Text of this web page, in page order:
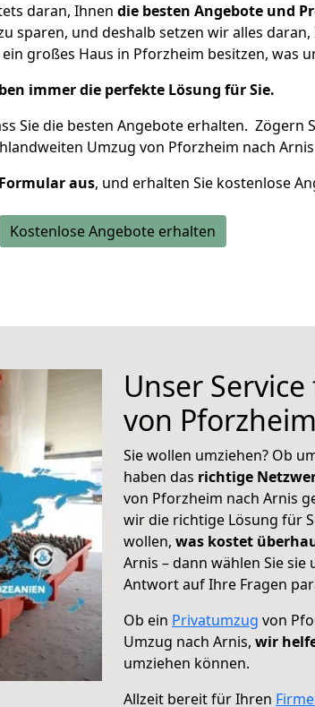
daran, Ihnen die besten Angebote und
sparen, und deshalb setzen wir alles
großes Haus in Pforzheim besitzen, was
immer die perfekte Lösung für Sie.
Sie die besten Angebote erhalten. Zögern
Umzug von Pforzheim nach
aus, und erhalten Sie kostenlose
Kostenlose Angebote erhalten
Unser
von
Sie wollen umziehen? Ob
haben das richtige
von Pforzheim nach Arnis
wir die richtige Lösung für
wollen, was kostet
Arnis – dann wählen Sie
Antwort auf Ihre Fragen
Ob ein Privatumzug von
Umzug nach Arnis, wir
umziehen können.
Allzeit bereit für Ihren